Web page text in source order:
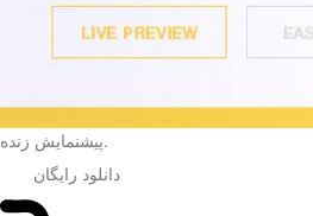
پیشنمایش زنده.
دانلود رایگان